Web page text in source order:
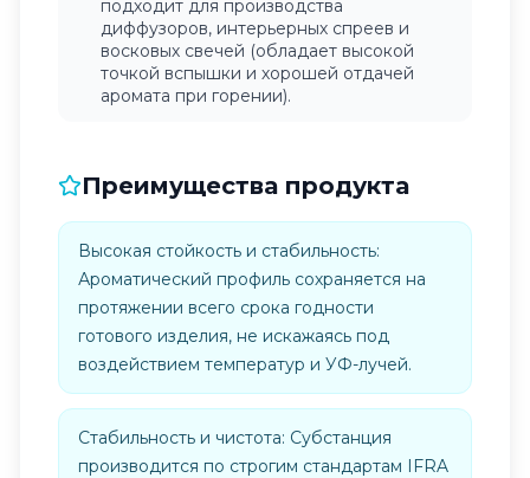
подходит для производства
диффузоров, интерьерных спреев и
восковых свечей (обладает высокой
точкой вспышки и хорошей отдачей
аромата при горении).
Преимущества продукта
Высокая стойкость и стабильность:
Ароматический профиль сохраняется на
протяжении всего срока годности
готового изделия, не искажаясь под
воздействием температур и УФ-лучей.
Стабильность и чистота: Субстанция
производится по строгим стандартам IFRA